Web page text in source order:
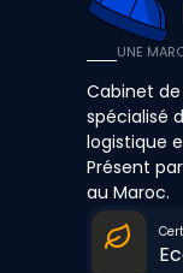
UNE
Cabinet
spécialisé
logistique
Présent
au Maroc.